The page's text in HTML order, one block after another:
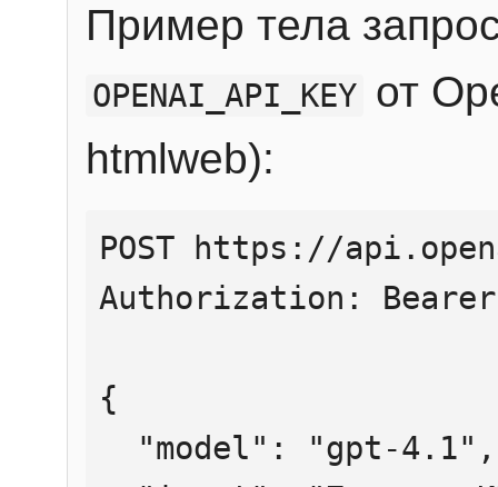
Пример тела
OPENAI_API_KEY от
htmlweb):
POST https://
Authorization:
{